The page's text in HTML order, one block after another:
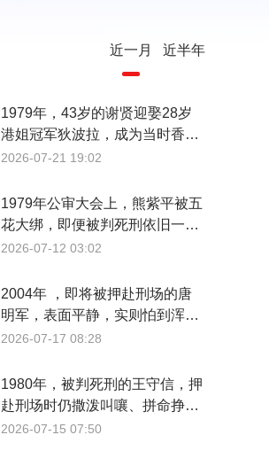
近一月 近半年
1979年，43岁的谢贤迎娶28岁
港姐冠军狄波拉，成为当时香港
娱乐圈轰动一时的世纪婚礼
2026-07-21 19:02
1979年公审大会上，熊紫平被五
花大绑，即便被判死刑依旧一脸
桀骜
2026-07-12 03:02
2004年 ，即将被押赴刑场的唐
明军，表面平静，实则怕到浑身
发软、不停发抖
2026-07-17 08:28
1980年，被判死刑的王守信，押
赴刑场时仍撒泼叫嚷、拼命挣脱
法绳
2026-07-15 07:50